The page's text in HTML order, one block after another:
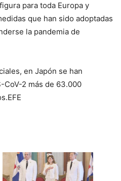
para toda Europa y
que han sido adoptadas
la pandemia de
en Japón se han
CoV-2 más de 63.000